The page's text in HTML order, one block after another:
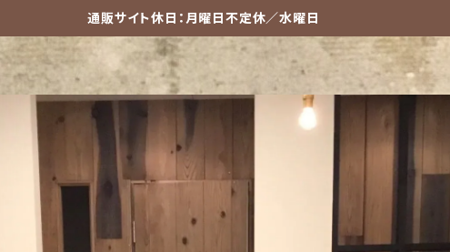
通販サイト休日：月曜日不定休／水曜日